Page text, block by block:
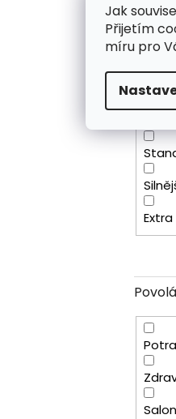
Jak
Přijetím
míru pro
Delší